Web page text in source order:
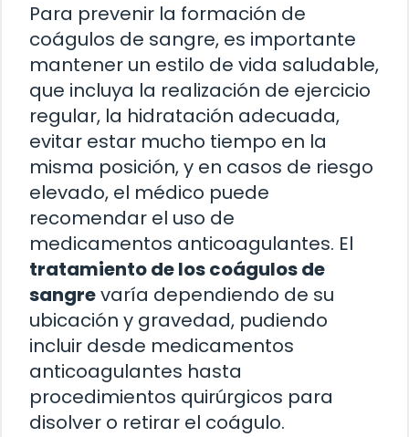
Para prevenir la formación de
coágulos de sangre, es importante
mantener un estilo de vida saludable,
que incluya la realización de ejercicio
regular, la hidratación adecuada,
evitar estar mucho tiempo en la
misma posición, y en casos de riesgo
elevado, el médico puede
recomendar el uso de
medicamentos anticoagulantes. El
tratamiento de los coágulos de
sangrevaría dependiendo de su
ubicación y gravedad, pudiendo
incluir desde medicamentos
anticoagulantes hasta
procedimientos quirúrgicos para
disolver o retirar el coágulo.